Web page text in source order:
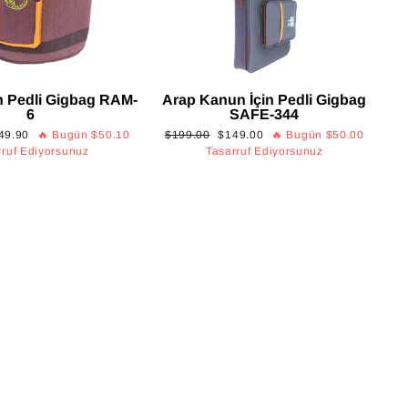
Pedli Gigbag RAM-
6
🔥 Bugün$50.10
Ediyorsunuz
Arap Kanun İçin Pedli Gigbag
SAFE-344
Normal
$199.00 İndirimli
fiyat
$149.00 🔥 Bugün $50.00
Tasarruf Ediyorsunuz